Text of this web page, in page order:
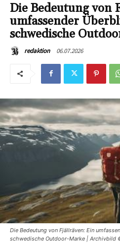
Die Bedeutung von
umfassender
schwedische
redaktion 06.07.2026
Die Bedeutung von Fjällräven: Ein
schwedische Outdoor-Marke | Archivbild